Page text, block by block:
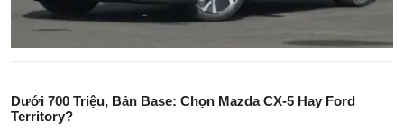
Dưới 700 Triệu, Bản Base: Chọn Mazda CX-5 Hay Ford
Territory?